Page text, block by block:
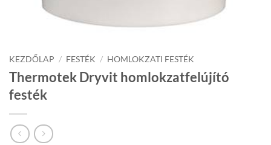
KEZDŐLAP / FESTÉK / HOMLOKZATI FESTÉK
Thermotek Dryvit homlokzatfelújító
festék